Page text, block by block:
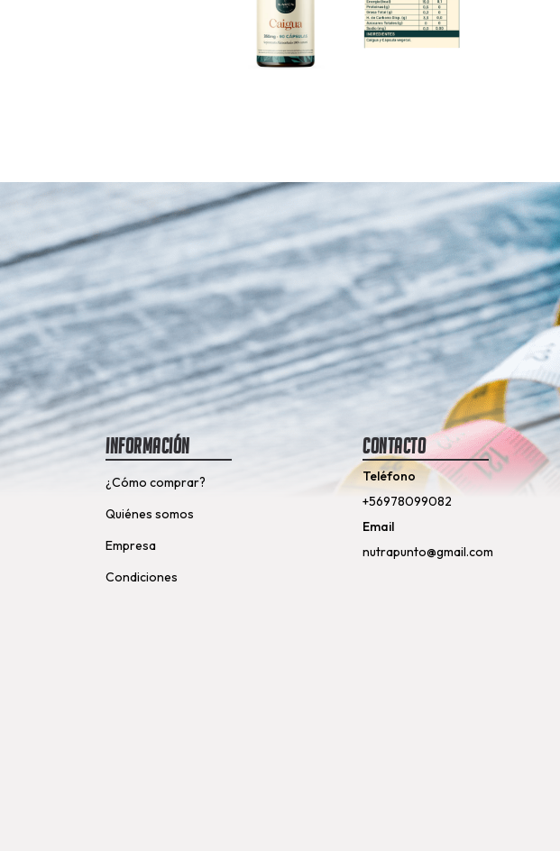
Información
¿Cómo comprar?
Quiénes somos
Empresa
Condiciones
Contacto
Teléfono
+56978099082
Email
nutrapunto@gmail.com